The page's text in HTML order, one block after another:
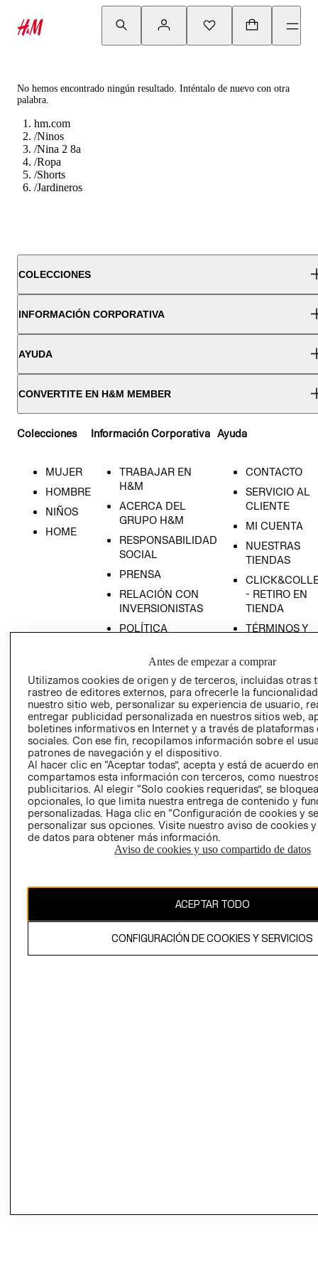
No hemos encontrado ningún resultado. Inténtalo de nuevo con otra
palabra.
hm.com
/Ninos
/Nina 2 8a
/Ropa
/Shorts
/Jardineros
COLECCIONES
INFORMACIÓN CORPORATIVA
AYUDA
CONVERTITE EN H&M MEMBER
Colecciones
MUJER
HOMBRE
NIÑOS
HOME
Información Corporativa
TRABAJAR EN
H&M
ACERCA DEL
GRUPO H&M
RESPONSABILIDAD
SOCIAL
PRENSA
RELACIÓN CON
INVERSIONISTAS
POLÍTICA
Ayuda
CONTACTO
SERVICIO AL
CLIENTE
MI CUENTA
NUESTRAS
TIENDAS
- RETIRO EN
TIENDA
TÉRMINOS Y
AVISO DE
PRIVACIDAD
GIFT CARD
AVISO DE
COOKIES
Uruguay ($U)
El contenido de esta página web está protegido por copyright y es
Antes de empezar a comprar
Utilizamos cookies de origen y de terceros, incluidas otras
rastreo de editores externos, para ofrecerle la
nuestro sitio web, personalizar su experiencia de usuario,
entregar publicidad personalizada en nuestros sitios web,
boletines informativos en Internet y a través de plataformas
sociales. Con ese fin, recopilamos información sobre el
patrones de navegación y el dispositivo.
Al hacer clic en “Aceptar todas”, acepta y está de acuerdo
compartamos esta información con terceros, como
publicitarios. Al elegir “Solo cookies requeridas”, se
opcionales, lo que limita nuestra entrega de contenido y
personalizadas. Haga clic en “Configuración de cookies y
personalizar sus opciones. Visite nuestro aviso de cookies
de datos para obtener más información.
Aviso de cookies y uso compartido de datos
ACEPTAR TODO
CONFIGURACIÓN DE COOKIES Y SERVICIOS